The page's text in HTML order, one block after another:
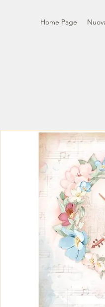
Home Page